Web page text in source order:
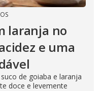
laranja no
e uma
de goiaba e laranja
doce e levemente